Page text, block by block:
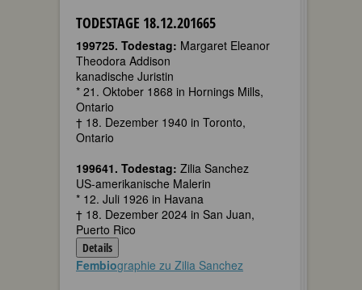
TODESTAGE 18.12.201665
199725. Todestag: Margaret Eleanor
Theodora Addison
kanadische Juristin
* 21. Oktober 1868 in Hornings Mills,
Ontario
† 18. Dezember 1940 in Toronto,
Ontario
199641. Todestag: Zilia Sanchez
US-amerikanische Malerin
* 12. Juli 1926 in Havana
† 18. Dezember 2024 in San Juan,
Puerto Rico
Details
Fembiographie zu Zilia Sanchez